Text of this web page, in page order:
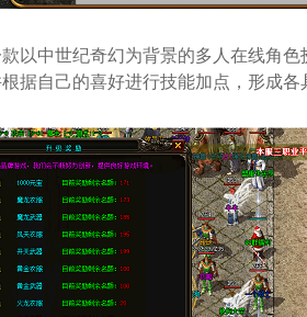
以中世纪奇幻为背景的多人在线角
据自己的喜好进行技能加点，形成各